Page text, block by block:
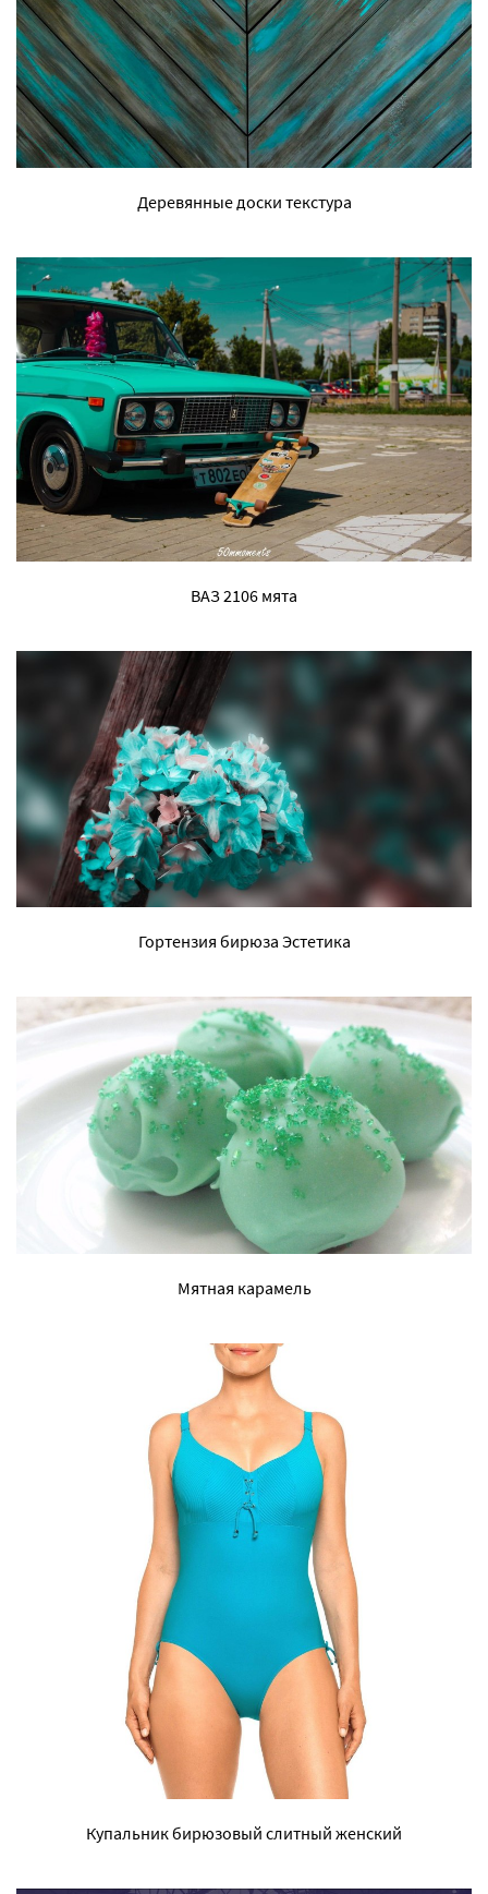
Деревянные доски текстура
ВАЗ 2106 мята
Гортензия бирюза Эстетика
Мятная карамель
Купальник бирюзовый слитный женский